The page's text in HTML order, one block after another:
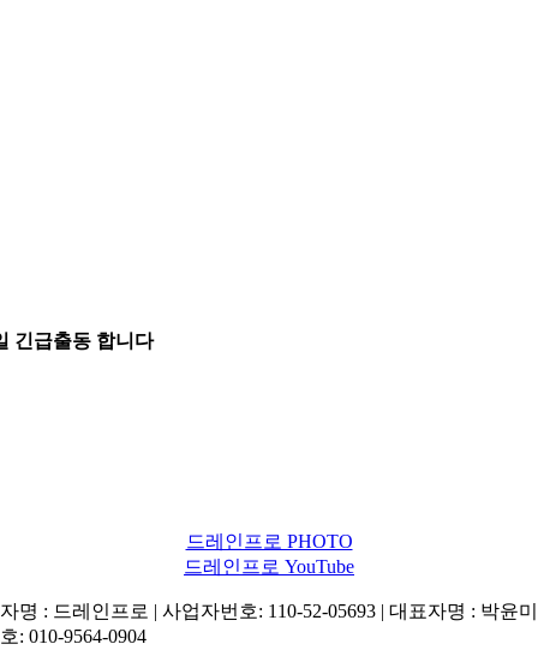
긴급출동 합니다
드레인프로 PHOTO
드레인프로 YouTube
명 : 드레인프로 | 사업자번호: 110-52-05693 | 대표자명 : 박윤
: 010-9564-0904